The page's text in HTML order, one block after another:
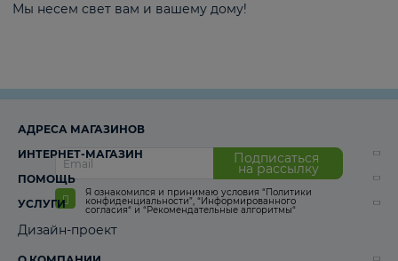
Мы несем свет вам и вашему дому!
Подписаться
на рассылку
Я ознакомился и принимаю условия “Политики
конфиденциальности”, “Информированного
согласия“ и “Рекомендательные алгоритмы“
АДРЕСА МАГАЗИНОВ
ИНТЕРНЕТ-МАГАЗИН
ПОМОЩЬ
УСЛУГИ
Дизайн-проект